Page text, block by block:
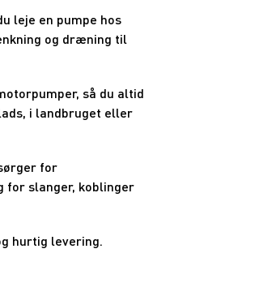
leje en pumpe hos
og dræning til
så du altid
i landbruget eller
for
for slanger, koblinger
hurtig levering.